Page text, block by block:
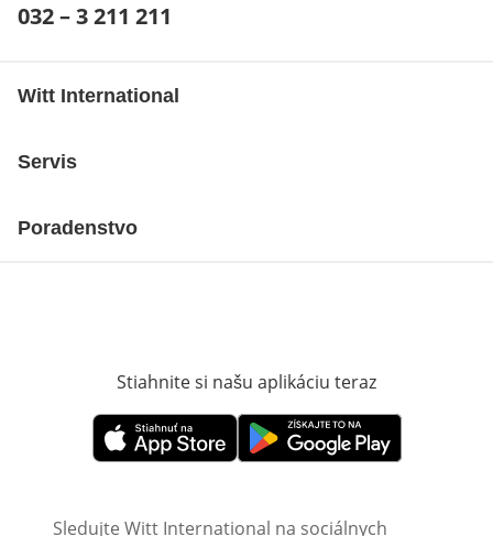
Telefónne číslo:
032 – 3 211 211
Witt International
Servis
Poradenstvo
Stiahnite si našu aplikáciu teraz
Otvorí sa vnovom okneOtvorí sa vnovom okne
Sledujte Witt International na sociálnych